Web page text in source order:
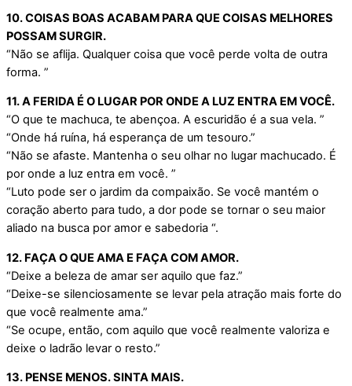
10. COISAS BOAS ACABAM PARA QUE COISAS MELHORES
POSSAM SURGIR.
“Não se aflija. Qualquer coisa que você perde volta de outra
forma. ”
11. A FERIDA É O LUGAR POR ONDE A LUZ ENTRA EM VOCÊ.
“O que te machuca, te abençoa. A escuridão é a sua vela. ”
“Onde há ruína, há esperança de um tesouro.”
“Não se afaste. Mantenha o seu olhar no lugar machucado. É
por onde a luz entra em você. ”
“Luto pode ser o jardim da compaixão. Se você mantém o
coração aberto para tudo, a dor pode se tornar o seu maior
aliado na busca por amor e sabedoria “.
12. FAÇA O QUE AMA E FAÇA COM AMOR.
“Deixe a beleza de amar ser aquilo que faz.”
“Deixe-se silenciosamente se levar pela atração mais forte do
que você realmente ama.”
“Se ocupe, então, com aquilo que você realmente valoriza e
deixe o ladrão levar o resto.”
13. PENSE MENOS. SINTA MAIS.